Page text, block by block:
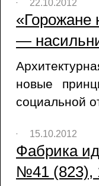
22.10.2012
«Горожане
—
новые
социальной
15.10.2012
Фабрика
№41 (823),